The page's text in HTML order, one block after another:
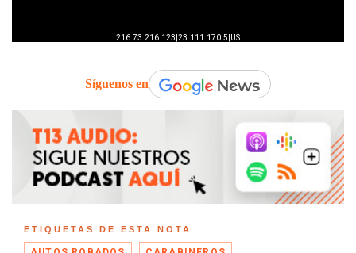
Síguenos en
ETIQUETAS DE ESTA NOTA